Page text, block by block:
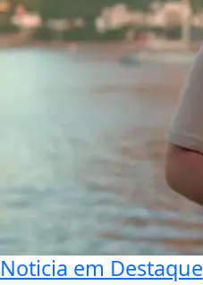
Noticia em Destaque